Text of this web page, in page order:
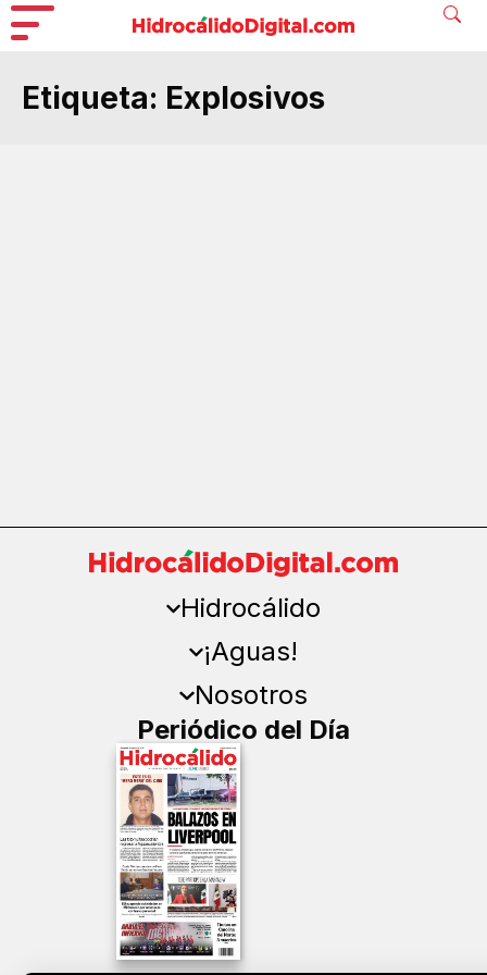
Etiqueta: Explosivos
Hidrocálido
¡Aguas!
Nosotros
Periódico del Día